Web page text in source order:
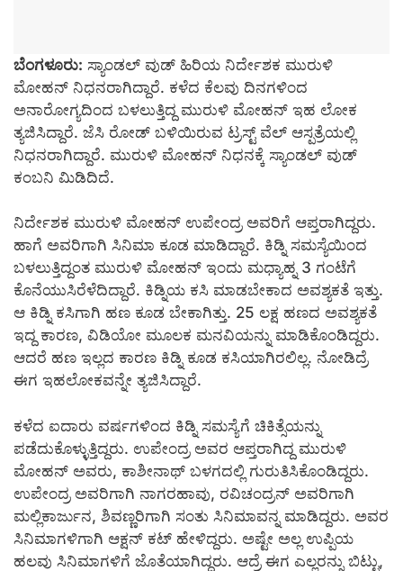
ಬೆಂಗಳೂರು: ಸ್ಯಾಂಡಲ್ ವುಡ್ ಹಿರಿಯ ನಿರ್ದೇಶಕ ಮುರುಳಿ
ಮೋಹನ್ ನಿಧನರಾಗಿದ್ದಾರೆ. ಕಳೆದ‌ ಕೆಲವು ದಿನಗಳಿಂದ
ಅನಾರೋಗ್ಯದಿಂದ ಬಳಲುತ್ತಿದ್ದ ಮುರುಳಿ ಮೋಹನ್ ಇಹ ಲೋಕ
ತ್ಯಜಿಸಿದ್ದಾರೆ. ಜೆಸಿ ರೋಡ್ ಬಳಿಯಿರುವ ಟ್ರಸ್ಟ್ ವೆಲ್ ಆಸ್ಪತ್ರೆಯಲ್ಲಿ
ನಿಧನರಾಗಿದ್ದಾರೆ. ಮುರುಳಿ ಮೋಹನ್ ನಿಧನಕ್ಕೆ ಸ್ಯಾಂಡಲ್ ವುಡ್
ಕಂಬನಿ ಮಿಡಿದಿದೆ‌.
ನಿರ್ದೇಶಕ ಮುರುಳಿ ಮೋಹನ್ ಉಪೇಂದ್ರ ಅವರಿಗೆ ಆಪ್ತರಾಗಿದ್ದರು.
ಹಾಗೆ ಅವರಿಗಾಗಿ ಸಿನಿಮಾ ಕೂಡ ಮಾಡಿದ್ದಾರೆ. ಕಿಡ್ನಿ ಸಮಸ್ಯೆಯಿಂದ
ಬಳಲುತ್ತಿದ್ದಂತ ಮುರುಳಿ ಮೋಹನ್ ಇಂದು ಮಧ್ಯಾಹ್ನ 3 ಗಂಟೆಗೆ
ಕೊನೆಯುಸಿರೆಳೆದಿದ್ದಾರೆ. ಕಿಡ್ನಿಯ ಕಸಿ ಮಾಡಬೇಕಾದ ಅವಶ್ಯಕತೆ ಇತ್ತು.
ಆ ಕಿಡ್ನಿ ಕಸಿಗಾಗಿ ಹಣ ಕೂಡ ಬೇಕಾಗಿತ್ತು. 25 ಲಕ್ಷ ಹಣದ ಅವಶ್ಯಕತೆ
ಇದ್ದ ಕಾರಣ, ವಿಡಿಯೋ ಮೂಲಕ ಮನವಿಯನ್ನು ಮಾಡಿಕೊಂಡಿದ್ದರು.
ಆದರೆ ಹಣ ಇಲ್ಲದ ಕಾರಣ ಕಿಡ್ನಿ ಕೂಡ ಕಸಿಯಾಗಿರಲಿಲ್ಲ. ನೋಡಿದ್ರೆ
ಈಗ ಇಹಲೋಕವನ್ನೇ ತ್ಯಜಿಸಿದ್ದಾರೆ.
ಕಳೆದ ಐದಾರು ವರ್ಷಗಳಿಂದ ಕಿಡ್ನಿ ಸಮಸ್ಯೆಗೆ ಚಿಕಿತ್ಸೆಯನ್ನು
ಪಡೆದುಕೊಳ್ಳುತ್ತಿದ್ದರು. ಉಪೇಂದ್ರ ಅವರ ಆಪ್ತರಾಗಿದ್ದ ಮುರುಳಿ
ಮೋಹನ್ ಅವರು, ಕಾಶೀನಾಥ್ ಬಳಗದಲ್ಲಿ ಗುರುತಿಸಿಕೊಂಡಿದ್ದರು.
ಉಪೇಂದ್ರ ಅವರಿಗಾಗಿ ನಾಗರಹಾವು, ರವಿಚಂದ್ರನ್ ಅವರಿಗಾಗಿ
ಮಲ್ಲಿಕಾರ್ಜುನ, ಶಿವಣ್ಣರಿಗಾಗಿ ಸಂತು ಸಿನಿಮಾವನ್ನ ಮಾಡಿದ್ದರು. ಅವರ
ಸಿನಿಮಾಗಳಿಗಾಗಿ ಆಕ್ಷನ್ ಕಟ್ ಹೇಳಿದ್ದರು. ಅಷ್ಟೇ ಅಲ್ಲ ಉಪ್ಪಿಯ
ಹಲವು ಸಿನಿಮಾಗಳಿಗೆ ಜೊತೆಯಾಗಿದ್ದರು. ಆದ್ರೆ ಈಗ ಎಲ್ಲರನ್ನು ಬಿಟ್ಟು,